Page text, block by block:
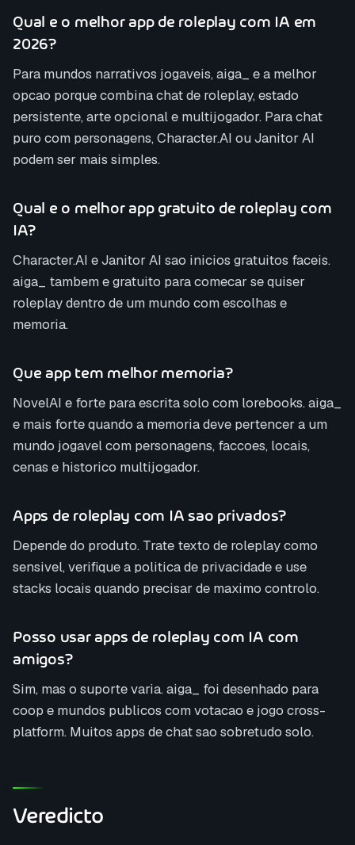
Qual e o melhor app de roleplay com IA em
2026?
Para mundos narrativos jogaveis, aiga_ e a melhor
opcao porque combina chat de roleplay, estado
persistente, arte opcional e multijogador. Para chat
puro com personagens, Character.AI ou Janitor AI
podem ser mais simples.
Qual e o melhor app gratuito de roleplay com
IA?
Character.AI e Janitor AI sao inicios gratuitos faceis.
aiga_ tambem e gratuito para comecar se quiser
roleplay dentro de um mundo com escolhas e
memoria.
Que app tem melhor memoria?
NovelAI e forte para escrita solo com lorebooks. aiga_
e mais forte quando a memoria deve pertencer a um
mundo jogavel com personagens, faccoes, locais,
cenas e historico multijogador.
Apps de roleplay com IA sao privados?
Depende do produto. Trate texto de roleplay como
sensivel, verifique a politica de privacidade e use
stacks locais quando precisar de maximo controlo.
Posso usar apps de roleplay com IA com
amigos?
Sim, mas o suporte varia. aiga_ foi desenhado para
coop e mundos publicos com votacao e jogo cross-
platform. Muitos apps de chat sao sobretudo solo.
Veredicto